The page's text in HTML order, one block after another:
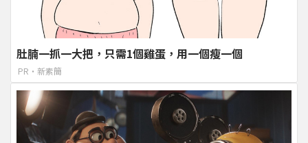
肚腩一抓一大把，只需1個雞蛋，用一個瘦一個
PR・新素簡